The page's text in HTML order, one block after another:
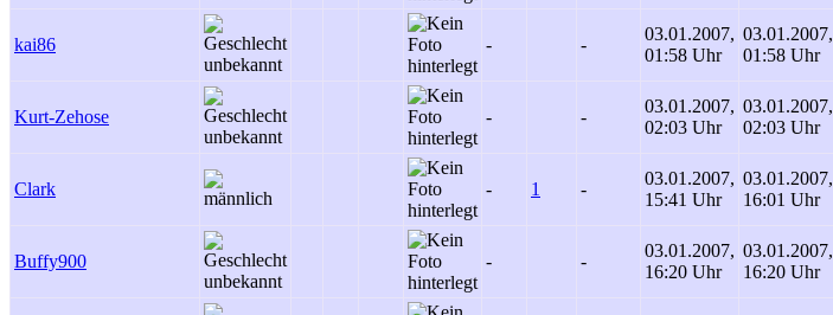
kai86 - -
03.01.2007,
01:58 Uhr
03.01.2007,
01:58 Uhr
Kurt-Zehose - -
03.01.2007,
02:03 Uhr
03.01.2007,
02:03 Uhr
Clark - 1 -
03.01.2007,
15:41 Uhr
03.01.2007,
16:01 Uhr
Buffy900 - -
03.01.2007,
16:20 Uhr
03.01.2007,
16:20 Uhr